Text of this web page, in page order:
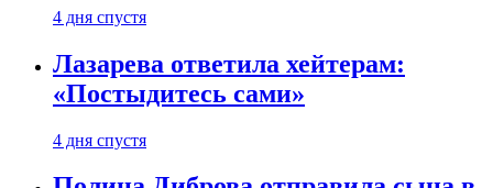
4 дня спустя
Лазарева ответила хейтерам:
«Постыдитесь сами»
4 дня спустя